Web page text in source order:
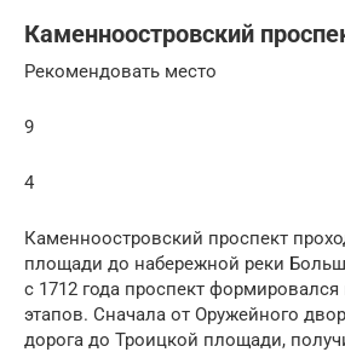
Каменноостровский
Рекомендовать место
9
4
Каменноостровский проспект
площади до набережной реки
с 1712 года проспект формировался
этапов. Сначала от Оружейного
дорога до Троицкой площади,